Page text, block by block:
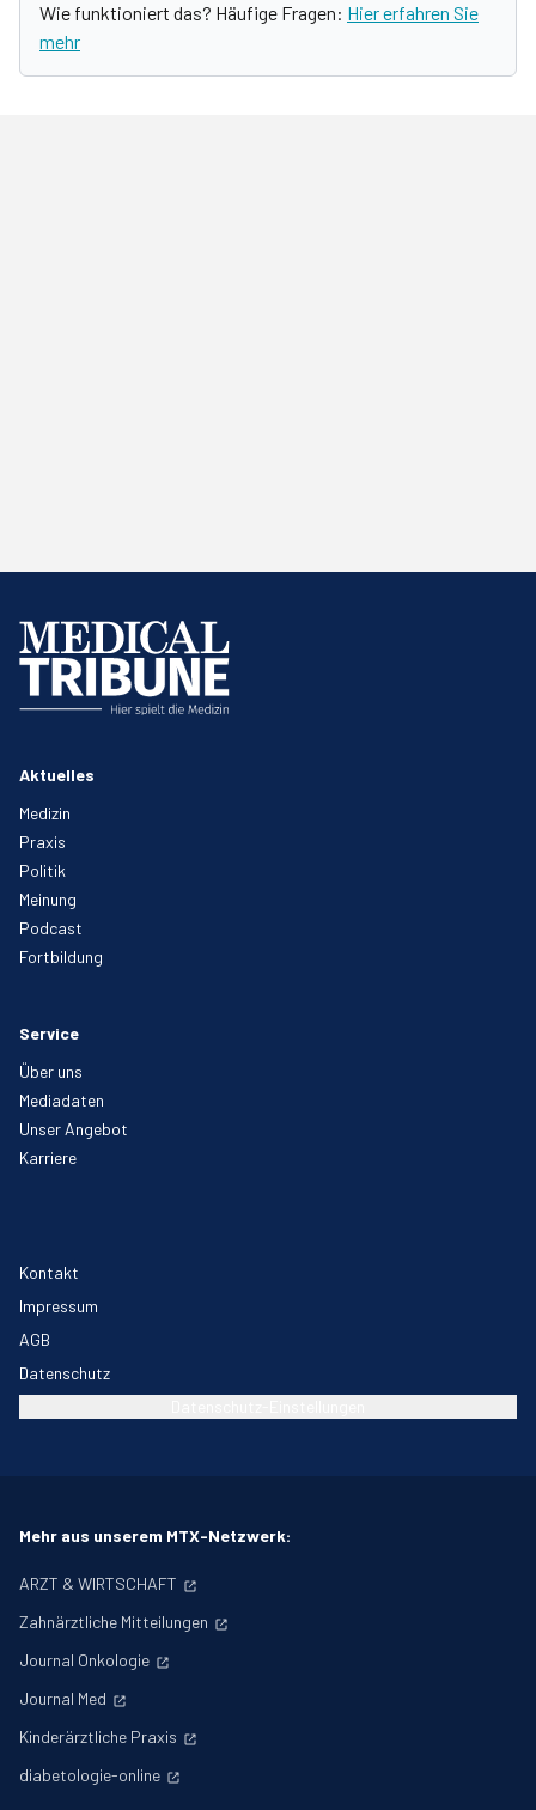
Wie funktioniert das? Häufige Fragen: Hier erfahren Sie
mehr
Aktuelles
Medizin
Praxis
Politik
Meinung
Podcast
Fortbildung
Service
Über uns
Mediadaten
Unser Angebot
Karriere
Kontakt
Impressum
AGB
Datenschutz
Mehr aus unserem MTX-Netzwerk:
ARZT & WIRTSCHAFT
Zahnärztliche Mitteilungen
Journal Onkologie
Journal Med
Kinderärztliche Praxis
diabetologie-online